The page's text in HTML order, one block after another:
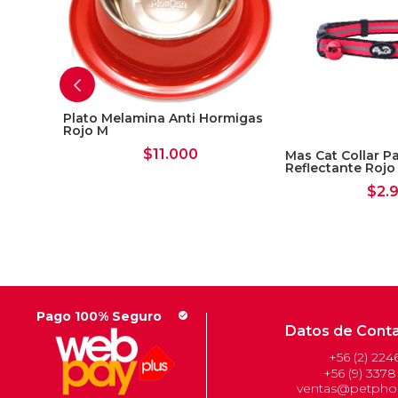
Plato Melamina Anti Hormigas
Rojo M
$11.000 Mas Cat Collar
Reflectante Rojo
$
Pago 100% Seguro check_circle
Datos de
+56 (2)
+56 (9) 3378